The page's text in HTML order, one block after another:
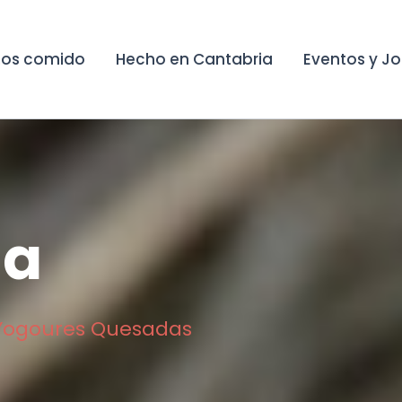
comido Hecho en Cantabria Eventos y
Quesadas